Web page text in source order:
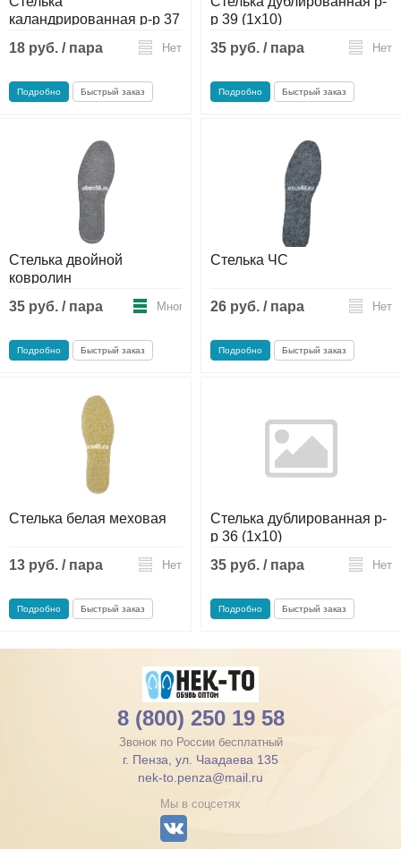
каландрированная р-р 37
18 руб. / пара
Нет
Подробно Быстрый заказ
р 39 (1х10)
35 руб. / пара
Нет
Подробно Быстрый заказ
Стелька двойной
ковролин
35 руб. / пара
Много
Подробно Быстрый заказ
Стелька ЧС
26 руб. / пара Нет
Подробно Быстрый заказ
Стелька белая меховая
13 руб. / пара Нет
Подробно Быстрый заказ
Стелька дублированная р-
р 36 (1х10)
35 руб. / пара
Нет
Подробно Быстрый заказ
8 (800) 250 19 58
Звонок по России бесплатный
г. Пенза, ул. Чаадаева 135
nek-to.penza@mail.ru
Мы в соцсетях